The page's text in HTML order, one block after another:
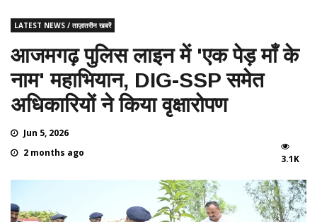
LATEST NEWS / ताज़ातरीन खबरें
आजमगढ़ पुलिस लाइन में 'एक पेड़ माँ के
नाम' महाभियान, DIG-SSP समेत
अधिकारियों ने किया वृक्षारोपण
Jun 5, 2026
2 months ago
3.1K